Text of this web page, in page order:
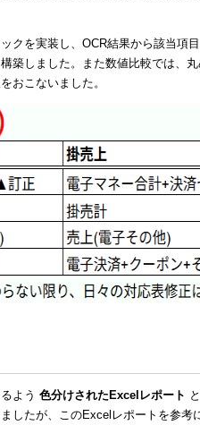
クを実装し、OCR結果から該当項
築しました。また数値比較では、
おこないました。
るよう色分けされたExcelレポート
したが、このExcelレポートを参考